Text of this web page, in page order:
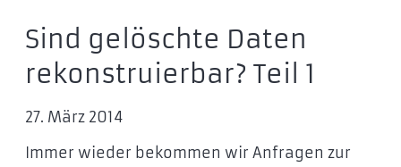
Sind gelöschte Daten
rekonstruierbar? Teil 1
27. März 2014
Immer wieder bekommen wir Anfragen zur